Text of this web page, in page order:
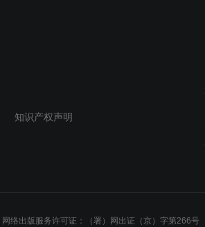
知识产权声明
网络出版服务许可证：（署）网出证（京）字第266号